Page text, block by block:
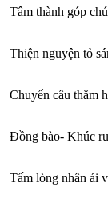
Tâm thành góp
Thiện nguyện tỏ
Chuyển câu thăm
Đồng bào- Khúc
Tấm lòng nhân ái